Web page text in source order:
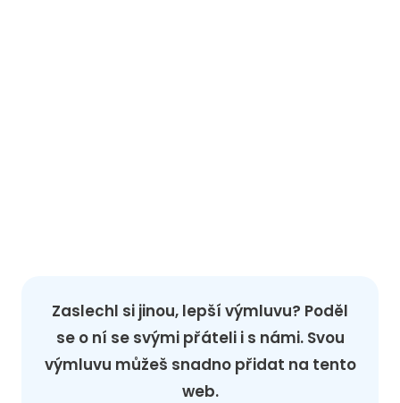
Zaslechl si jinou, lepší výmluvu? Poděl
se o ní se svými přáteli i s námi. Svou
výmluvu můžeš snadno přidat na tento
web.